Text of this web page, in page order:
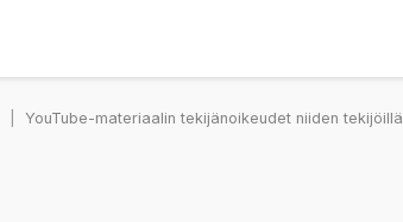
YouTube-materiaalin tekijänoikeudet niiden tekijöillä